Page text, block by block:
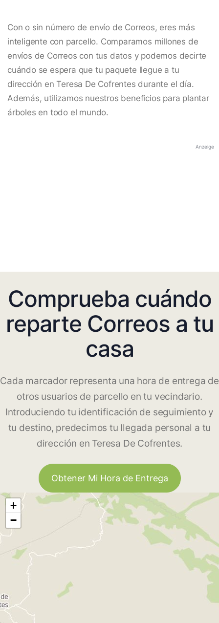
Con o sin número de envío de Correos, eres más
inteligente con parcello. Comparamos millones de
envíos de Correos con tus datos y podemos decirte
cuándo se espera que tu paquete llegue a tu
dirección en Teresa De Cofrentes durante el día.
Además, utilizamos nuestros beneficios para plantar
árboles en todo el mundo.
Anzeige
Comprueba cuándo
reparte Correos a tu
casa
Cada marcador representa una hora de entrega de
otros usuarios de parcello en tu vecindario.
Introduciendo tu identificación de seguimiento y
tu destino, predecimos tu llegada personal a tu
dirección en Teresa De Cofrentes.
Obtener Mi Hora de Entrega
+
−